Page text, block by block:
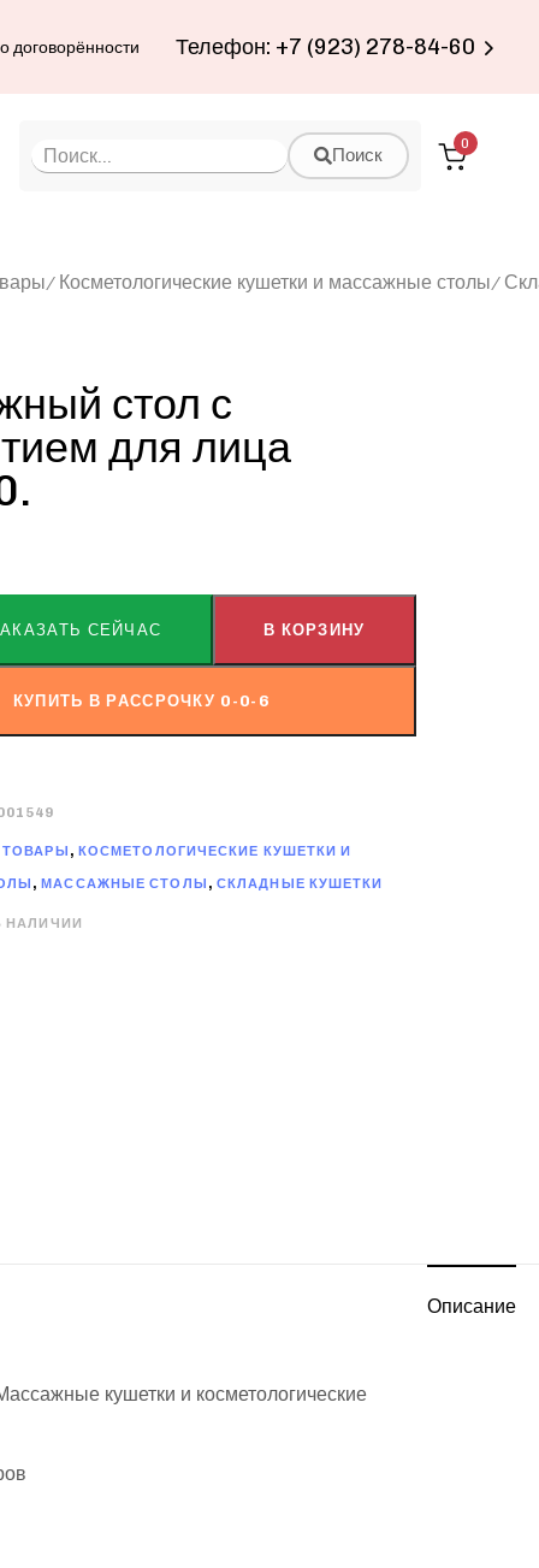
договорённости Телефон: +7 (923) 278-84-60
Поиск
0
Косметологические кушетки и массажные столы
стол с
для лица
СЕЙЧАС В КОРЗИНУ
КУПИТЬ В РАССРОЧКУ 0-0-6
ТОВАРЫ , КОСМЕТОЛОГИЧЕСКИЕ КУШЕТКИ И
, МАССАЖНЫЕ СТОЛЫ , СКЛАДНЫЕ КУШЕТКИ
НАЛИЧИИ
Описание
кушетки и косметологические